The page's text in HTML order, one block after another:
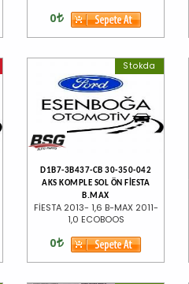
0
Stokda
D1B7-3B437-CB 30-350-042
AKS KOMPLE SOL ÖN FİESTA
B.MAX
FİESTA 2013- 1,6 B-MAX 2011-
1,0 ECOBOOS
0